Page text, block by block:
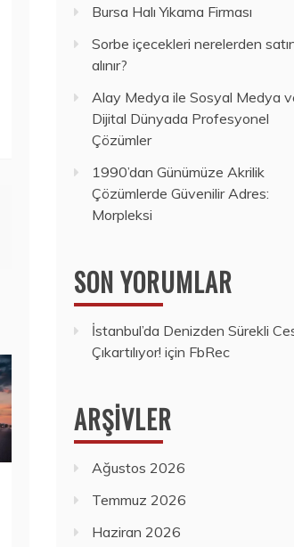
Bursa Halı Yıkama Firması
Sorbe içecekleri nerelerden
alınır?
Alay Medya ile Sosyal Medya
Dijital Dünyada Profesyonel
Çözümler
1990’dan Günümüze Akrilik
Çözümlerde Güvenilir Adres:
Morpleksi
SON YORUMLAR
İstanbul’da Denizden Sürekli
Çıkartılıyor! için FbRec
ARŞIVLER
Ağustos 2026
Temmuz 2026
Haziran 2026